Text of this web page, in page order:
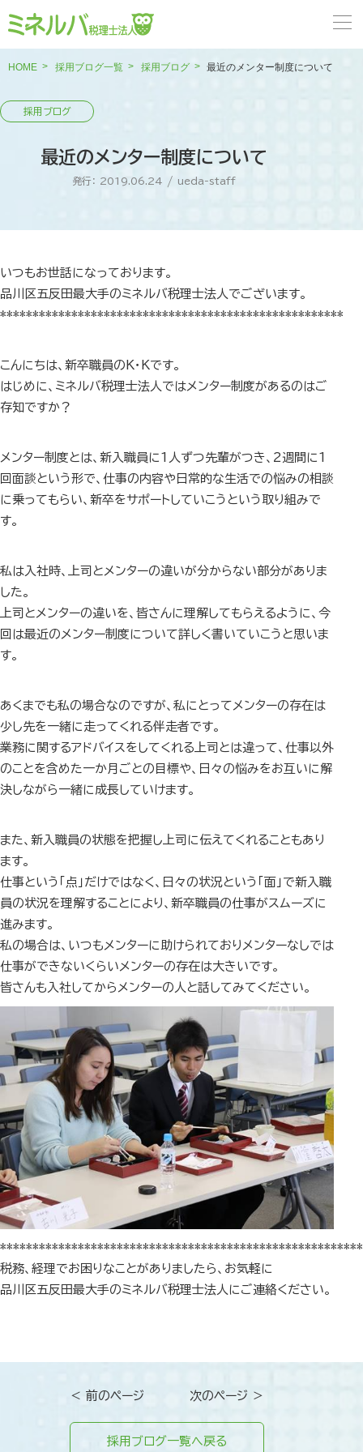
HOME 採用ブログ一覧 採用ブログ 最近のメンター制度について
最近のメンター制度について
発行： 2019.06.24 / ueda-staff
いつもお世話になっております。
品川区五反田最大手のミネルバ税理士法人でございます。
*****************************************************
こんにちは、新卒職員のK・Kです。
はじめに、ミネルバ税理士法人ではメンター制度があるのはご
存知ですか？
メンター制度とは、新入職員に1人ずつ先輩がつき、2週間に1
回面談という形で、仕事の内容や日常的な生活での悩みの相談
に乗ってもらい、新卒をサポートしていこうという取り組みで
す。
私は入社時、上司とメンターの違いが分からない部分がありま
した。
上司とメンターの違いを、皆さんに理解してもらえるように、今
回は最近のメンター制度について詳しく書いていこうと思いま
す。
あくまでも私の場合なのですが、私にとってメンターの存在は
少し先を一緒に走ってくれる伴走者です。
業務に関するアドバイスをしてくれる上司とは違って、仕事以外
のことを含めた一か月ごとの目標や、日々の悩みをお互いに解
決しながら一緒に成長していけます。
また、新入職員の状態を把握し上司に伝えてくれることもあり
ます。
仕事という「点」だけではなく、日々の状況という「面」で新入職
員の状況を理解することにより、新卒職員の仕事がスムーズに
進みます。
私の場合は、いつもメンターに助けられておりメンターなしでは
仕事ができないくらいメンターの存在は大きいです。
皆さんも入社してからメンターの人と話してみてください。
税務、経理でお困りなことがありましたら、お気軽に
品川区五反田最大手のミネルバ税理士法人にご連絡ください。
＜ 前のページ 次のページ ＞
採用ブログ一覧へ戻る